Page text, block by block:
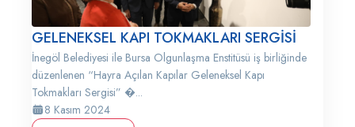
GELENEKSEL KAPI TOKMAKLARI SERGİSİ
İnegöl Belediyesi ile Bursa Olgunlaşma Enstitüsü iş birliğinde
düzenlenen “Hayra Açılan Kapılar Geleneksel Kapı
Tokmakları Sergisi” �...
8 Kasım 2024